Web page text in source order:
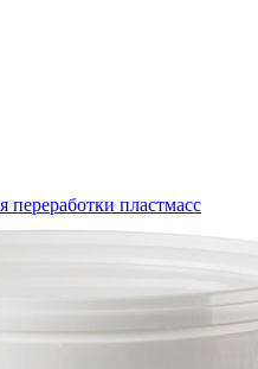
пластмасс